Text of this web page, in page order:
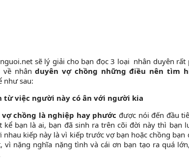
sẽ lý giải cho bạn đọc 3 loại nhân duyên
nhân duyên vợ chồng những điều nên tìm
như sau:
từ việc người này có ân với người kia
chồng là nghiệp hay phước được nói đến đầu
kể bạn là ai, bạn đã sinh ra trên cõi đời này thì bạn
nhau kiếp này là vì kiếp trước vợ bạn hoặc chồng
vì nặng nghĩa nặng tình và cái ơn bạn tạo ra quá